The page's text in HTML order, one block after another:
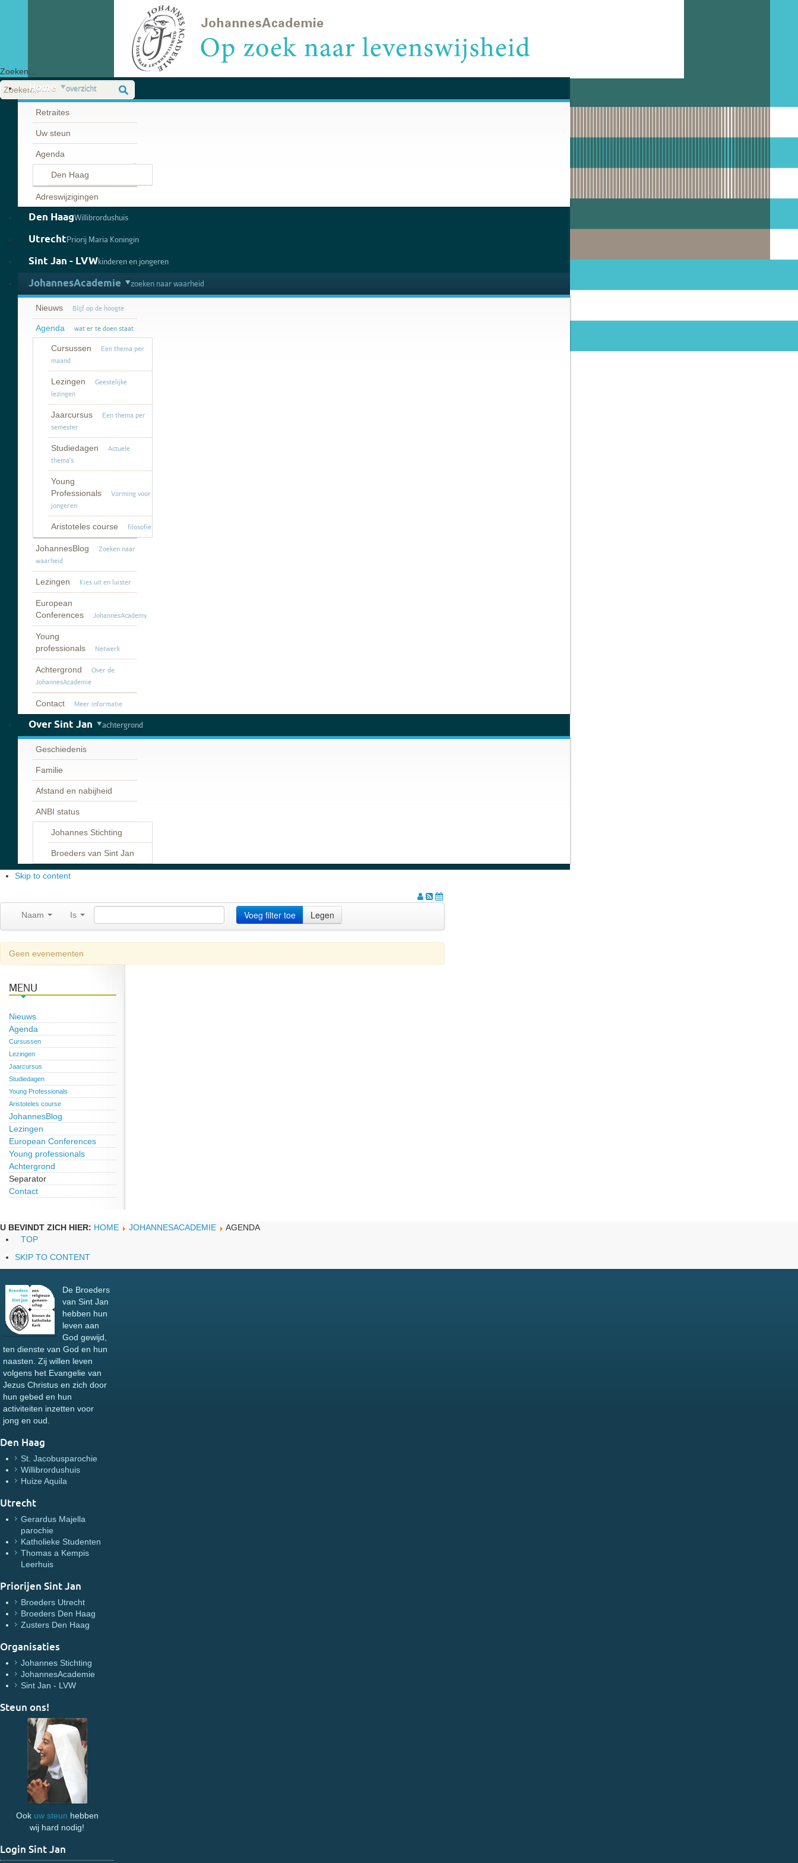
Zoeken...
Home overzicht
Retraites
Uw steun
Agenda
Den Haag
Adreswijzigingen
Den HaagWillibrordushuis
UtrechtPriorij Maria Koningin
Sint Jan - LVWkinderen en jongeren
JohannesAcademie zoeken naar waarheid
Nieuws Blijf op de hoogte
Agenda wat er te doen staat
Cursussen
Een thema per
maand
Lezingen
Geestelijke
lezingen
Jaarcursus
Een thema per
semester
Studiedagen
Actuele
thema's
Young
Professionals
Vorming voor
jongeren
Aristoteles course filosofie
JohannesBlog
Zoeken naar
waarheid
Lezingen Kies uit en luister
European
Conferences
JohannesAcademy
Young
professionals
Netwerk
Achtergrond
Over de
JohannesAcademie
Contact Meer informatie
Over Sint Jan achtergrond
Geschiedenis
Familie
Afstand en nabijheid
ANBI status
Johannes Stichting
Broeders van Sint Jan
Skip to content
Naam Is Voeg filter toe Legen
Geen evenementen
MENU
Nieuws
Agenda
Cursussen
Lezingen
Jaarcursus
Studiedagen
Young Professionals
Aristoteles course
JohannesBlog
Lezingen
European Conferences
Young professionals
Achtergrond
Separator
Contact
U BEVINDT ZICH HIER: HOME JOHANNESACADEMIE
AGENDA
TOP
SKIP TO CONTENT
De Broeders
van Sint Jan
hebben hun
leven aan
God gewijd,
ten dienste van God en hun
naasten. Zij willen leven
volgens het Evangelie van
Jezus Christus en zich door
hun gebed en hun
activiteiten inzetten voor
jong en oud.
Den Haag
St. Jacobusparochie
Willibrordushuis
Huize Aquila
Utrecht
Gerardus Majella
parochie
Katholieke Studenten
Thomas a Kempis
Leerhuis
Priorijen Sint Jan
Broeders Utrecht
Broeders Den Haag
Zusters Den Haag
Organisaties
Johannes Stichting
JohannesAcademie
Sint Jan - LVW
Steun ons!
Ook uw steun hebben
wij hard nodig!
Login Sint Jan